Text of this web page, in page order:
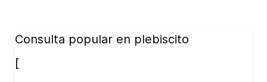
Consulta popular en plebiscito
[